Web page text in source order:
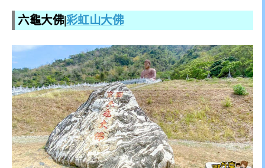
六龜大佛|彩虹山大佛